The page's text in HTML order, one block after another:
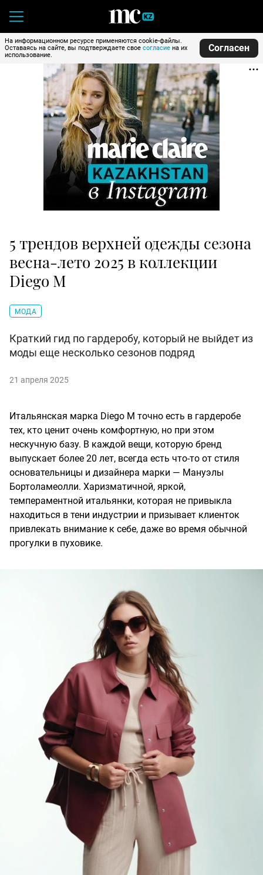
На информационном ресурсе применяются cookie-файлы.
Оставаясь на сайте, вы подтверждаете свое согласие на их
использование.
Согласен
5 трендов верхней одежды сезона
весна-лето 2025 в коллекции
Diego M
МОДА
Краткий гид по гардеробу, который не выйдет из
моды еще несколько сезонов подряд
21 апреля 2025
Итальянская марка Diego M точно есть в гардеробе
тех, кто ценит очень комфортную, но при этом
нескучную базу. В каждой вещи, которую бренд
выпускает более 20 лет, всегда есть что-то от стиля
основательницы и дизайнера марки — Мануэлы
Бортоламеолли. Харизматичной, яркой,
темпераментной итальянки, которая не привыкла
находиться в тени индустрии и призывает клиенток
привлекать внимание к себе, даже во время обычной
прогулки в пуховике.